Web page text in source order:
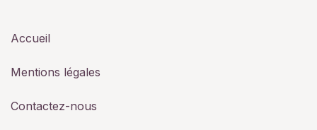
Accueil
Mentions légales
Contactez-nous